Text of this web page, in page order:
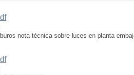
nota técnica sobre luces en planta